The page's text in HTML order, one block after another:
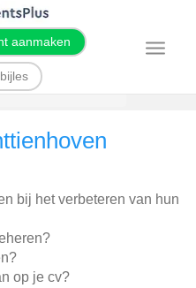
aanmaken
T
l
t
Achttienhoven
bij het verbeteren van hun
op je cv?